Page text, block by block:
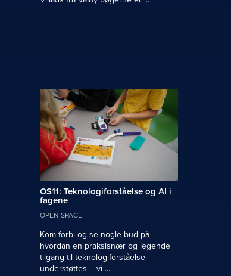
OS11: Teknologiforståelse og AI i
fagene
OPEN SPACE
Kom forbi og se nogle bud på
hvordan en praksisnær og legende
tilgang til teknologiforståelse
understøttes – vi ...